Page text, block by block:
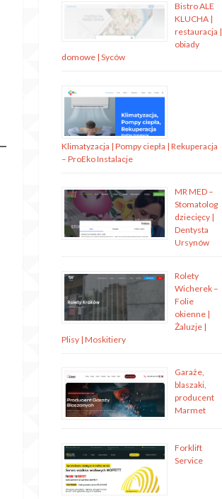
Bistro ALE
KLUCHA |
restauracja |
obiady
domowe | Syców
Klimatyzacja | Pompy ciepła | Rekuperacja
– ProEko Instalacje
MR MED –
Stomatolog
dziecięcy |
Dentysta
Ursynów
Rolety
Wicherek –
Folie
okienne |
Żaluzje |
Plisy | Moskitiery
Garaże,
blaszaki,
producent
Marmet
Forklift
Service